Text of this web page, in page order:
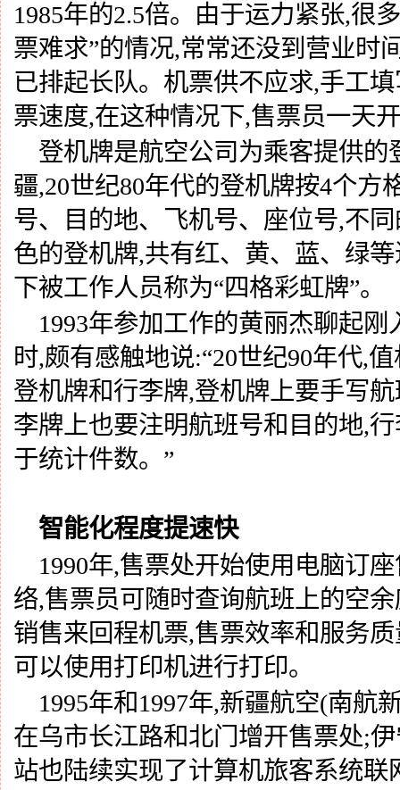
1985年的2.5倍。由于运力紧张,很
票难求”的情况,常常还没到营业时
已排起长队。机票供不应求,手工
票速度,在这种情况下,售票员一天
登机牌是航空公司为乘客提供的
疆,20世纪80年代的登机牌按4个方
号、目的地、飞机号、座位号,不
色的登机牌,共有红、黄、蓝、绿
下被工作人员称为“四格彩虹牌”。
1993年参加工作的黄丽杰聊起
时,颇有感触地说:“20世纪90年代,
登机牌和行李牌,登机牌上要手写
李牌上也要注明航班号和目的地,
于统计件数。”
智能化程度提速快
1990年,售票处开始使用电脑订
络,售票员可随时查询航班上的空
销售来回程机票,售票效率和服务
可以使用打印机进行打印。
1995年和1997年,新疆航空(南航
在乌市长江路和北门增开售票处;
站也陆续实现了计算机旅客系统联